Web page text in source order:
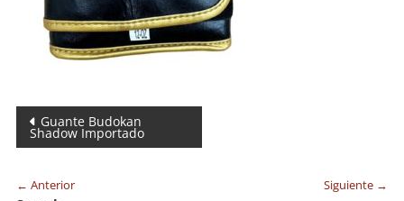
Navegación
de
entradas
Guante Budokan
Shadow Importado
← Anterior Siguiente →